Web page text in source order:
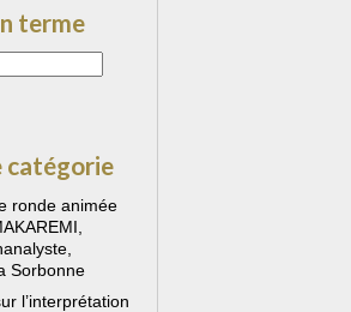
terme
catégorie
ronde animée
Sorbonne
l’interprétation